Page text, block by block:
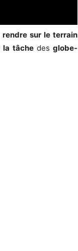
rendre sur le terrain
tâchedes globe-